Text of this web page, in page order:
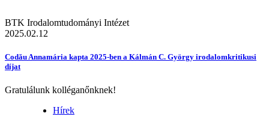
BTK Irodalomtudományi Intézet
2025.02.12
Codău Annamária kapta 2025-ben a Kálmán C. György irodalomkritikusi
díjat
Gratulálunk kolléganőnknek!
Hírek